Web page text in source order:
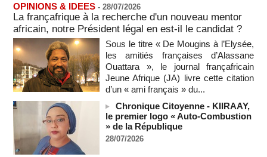
Le bilan des décès liés à la « migration massive » vers
Ceuta s'élève désormais à 14 personnes, selon une autorité
marocaine :
08/08/2026 -
Sénégal - Une revue de presse du 8 août 2026 (Par IA)
08/08/2026 -MOMO ALADJI
SENEGAL - Les Unes de la presse quotidienne du 8/9 août
2026
08/08/2026 MOMO ALADJI
A Ceuta, les enfants migrants risquent d'être victimes de
maltraitance et d'exploitation, avertissent des ONG
07/08/2026 -
OPINIONS & IDEES - 28/07/2026
La françafrique à la recherche d'un nouveau mentor
africain, notre Président légal en est-il le candidat ?
Sous le titre « De Mougins à l’Elysée,
les amitiés françaises d’Alassane
Ouattara », le journal françafricain
Jeune Afrique (JA) livre cette citation
d’un « ami français » du...
Chronique Citoyenne - KIIRAAY,
le premier logo « Auto-Combustion
» de la République
28/07/2026